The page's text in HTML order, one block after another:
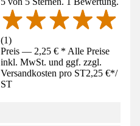
(1)
Preis — 2,25 € * Alle Preise
inkl. MwSt. und ggf. zzgl.
Versandkosten pro ST2,25 €*/
ST